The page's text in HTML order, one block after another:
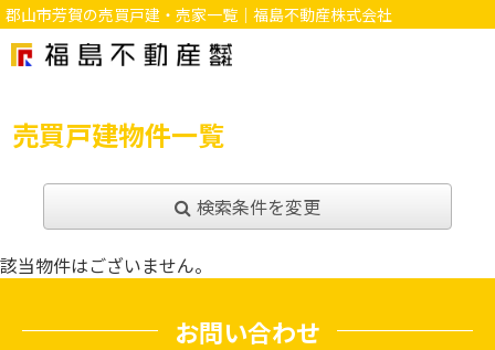
郡山市芳賀の売買戸建・売家一覧｜福島不動産株式会社
売買戸建物件一覧
検索条件を変更
該当物件はございません。
お問い合わせ